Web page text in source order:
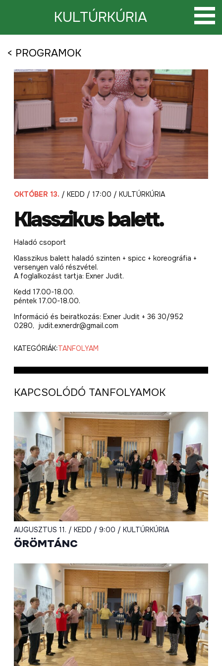
KULTÚRKÚRIA
< PROGRAMOK
OKTÓBER 13. / KEDD / 17:00 / KULTÚRKÚRIA
Klasszikus balett.
Haladó csoport
Klasszikus balett haladó szinten + spicc + koreográfia +
versenyen való részvétel.
A foglalkozást tartja: Exner Judit.
Kedd 17.00-18.00.
péntek 17.00-18.00.
Információ és beiratkozás: Exner Judit + 36 30/952
0280, judit.exnerdr@gmail.com
KATEGÓRIÁK:TANFOLYAM
KAPCSOLÓDÓ TANFOLYAMOK
AUGUSZTUS 11. / KEDD / 9:00 / KULTÚRKÚRIA
ÖRÖMTÁNC